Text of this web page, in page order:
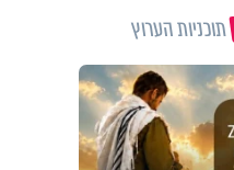
תוכניות הערוץ